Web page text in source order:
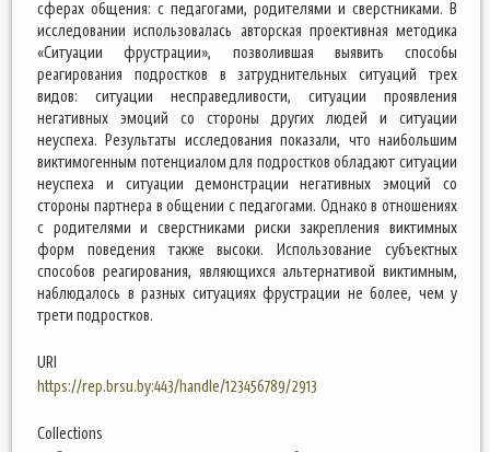
сферах общения: с педагогами, родителями и сверстниками. В
исследовании использовалась авторская проективная методика
«Ситуации фрустрации», позволившая выявить способы
реагирования подростков в затруднительных ситуаций трех
видов: ситуации несправедливости, ситуации проявления
негативных эмоций со стороны других людей и ситуации
неуспеха. Результаты исследования показали, что наибольшим
виктимогенным потенциалом для подростков обладают ситуации
неуспеха и ситуации демонстрации негативных эмоций со
стороны партнера в общении с педагогами. Однако в отношениях
с родителями и сверстниками риски закрепления виктимных
форм поведения также высоки. Использование субъектных
способов реагирования, являющихся альтернативой виктимным,
наблюдалось в разных ситуациях фрустрации не более, чем у
трети подростков.
URI
https://rep.brsu.by:443/handle/123456789/2913
Collections